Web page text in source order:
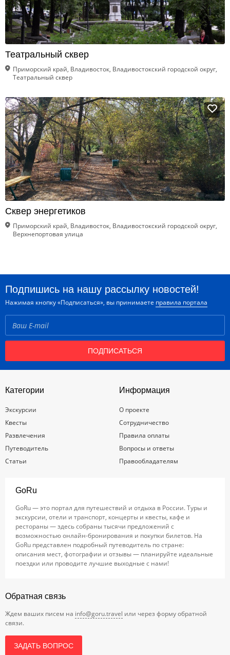
Театральный сквер
Приморский край, Владивосток, Владивостокский городской округ,
Театральный сквер
Сквер энергетиков
Приморский край, Владивосток, Владивостокский городской округ,
Верхнепортовая улица
Подпишись на нашу рассылку новостей!
Нажимая кнопку «Подписаться», вы принимаете правила портала
ПОДПИСАТЬСЯ
Категории
Экскурсии
Квесты
Развлечения
Путеводитель
Статьи
Информация
О проекте
Сотрудничество
Правила оплаты
Вопросы и ответы
Правообладателям
GoRu
GoRu — это портал для путешествий и отдыха в России. Туры и
экскурсии, отели и транспорт, концерты и квесты, кафе и
рестораны — здесь собраны тысячи предложений с
возможностью онлайн-бронирования и покупки билетов. На
GoRu представлен подробный путеводитель по стране:
описания мест, фотографии и отзывы — планируйте идеальные
поездки или проводите лучшие выходные с нами!
Обратная связь
Ждем ваших писем на info@goru.travel или через форму обратной
связи.
ЗАДАТЬ ВОПРОС